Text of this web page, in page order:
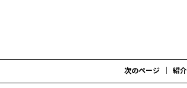
次のページ 紹